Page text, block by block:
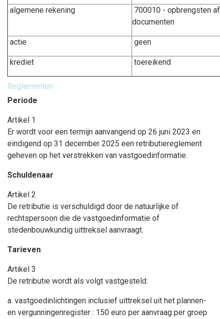
algemene rekening
700010 - opbrengsten
documenten
actie geen
krediet toereikend
Reglementen
Periode
Artikel 1
Er wordt voor een termijn aanvangend op 26 juni 2023 en
eindigend op 31 december 2025 een retributiereglement
geheven op het verstrekken van vastgoedinformatie.
Schuldenaar
Artikel 2
De retributie is verschuldigd door de natuurlijke of
rechtspersoon die de vastgoedinformatie of
stedenbouwkundig uittreksel aanvraagt.
Tarieven
Artikel 3
De retributie wordt als volgt vastgesteld:
a. vastgoedinlichtingen inclusief uittreksel uit het plannen-
en vergunningenregister : 150 euro per aanvraag per groep